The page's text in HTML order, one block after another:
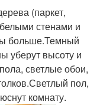
(паркет,
стенами и
больше.Темный
уберут высоту и
светлые обои,
пол,
комнату.